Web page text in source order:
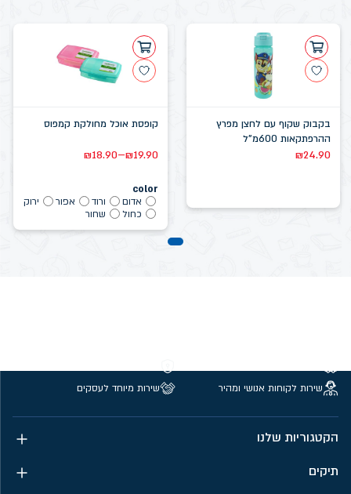
בקבוק שקוף עם לחצן מפרץ
ההרפתקאות 600מ"ל
₪24.90
קופסת אוכל מחולקת קמפוס
₪18.90–₪19.90
color
אדום
ורוד אפור
ירוק
כחול
שחור
שירות לקוחות אנושי ומהיר
שירות מיוחד לעסקים
הקטגוריות שלנו
תיקים